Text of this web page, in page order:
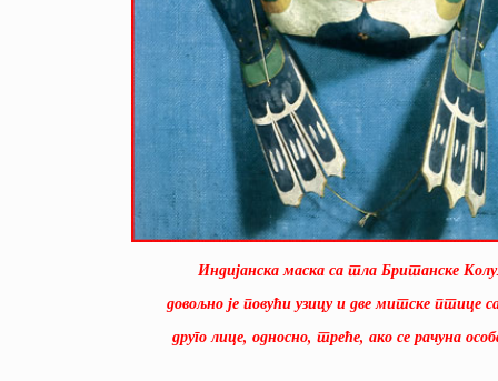
Индијанска маска са тла Британске
довољно је повући узицу и две митске птице са
друго лице, односно, треће, ако се рачуна особа